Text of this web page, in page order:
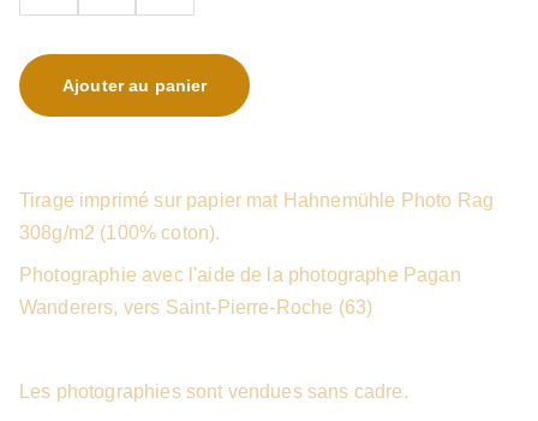
Ajouter au panier
Tirage imprimé sur papier mat Hahnemühle Photo Rag
308g/m2 (100% coton).
Photographie avec l'aide de la photographe Pagan
Wanderers, vers Saint-Pierre-Roche (63)
Les photographies sont vendues sans cadre.